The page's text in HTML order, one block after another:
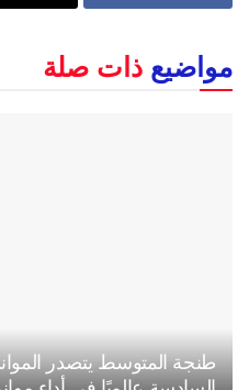
مواضيع ذات صلة
طنجة المتوسط يتصدر